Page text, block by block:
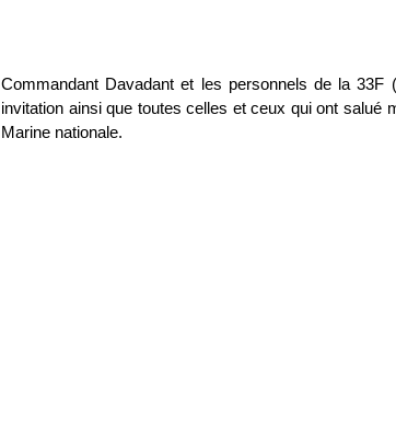
Commandant Davadant et les personnels de la
invitation ainsi que toutes celles et ceux qui ont salué
Marine nationale.